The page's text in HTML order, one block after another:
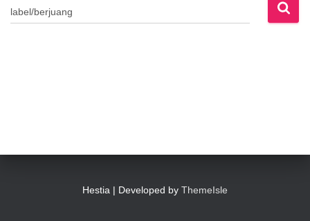
Cari
untuk:
Hestia | Developed by ThemeIsle